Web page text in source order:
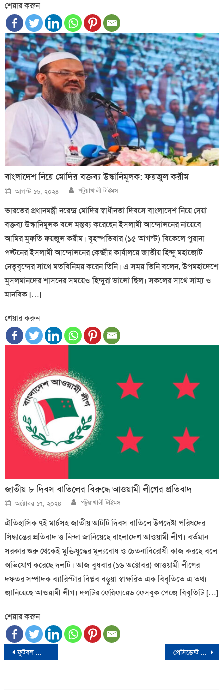
শেয়ার করুন
বাংলাদেশ নিয়ে মোদির বক্তব্য উস্কানিমূলক: ফয়জুল করীম
Posted
on
আগস্ট ১৬, ২০২৪ Author
পটুয়াখালী টাইমস
ভারতের প্রধানমন্ত্রী নরেন্দ্র মোদির স্বাধীনতা দিবসে বাংলাদেশ নিয়ে দেয়া
বক্তব্য উস্কানিমূলক বলে মন্তব্য করেছেন ইসলামী আন্দোলনের নায়েবে
আমির মুফতি ফয়জুল করীম। বৃহস্পতিবার (১৫ আগস্ট) বিকেলে পুরানা
পল্টনের ইসলামী আন্দোলনের কেন্দ্রীয় কার্যালয়ে জাতীয় হিন্দু মহাজোট
নেতৃবৃন্দের সাথে মতবিনিময় করেন তিনি। এ সময় তিনি বলেন, উপমহাদেশে
মুসলমানদের শাসনের সময়েও হিন্দুরা ভালো ছিল। সকলের সাথে সাম্য ও
মানবিক […]
শেয়ার করুন
জাতীয় ৮ দিবস বাতিলের বিরুদ্ধে আওয়ামী লীগের প্রতিবাদ
Posted
on
অক্টোবর ১৭, ২০২৪ Author
পটুয়াখালী টাইমস
ঐতিহাসিক ৭ই মার্চসহ জাতীয় আটটি দিবস বাতিলে উপদেষ্টা পরিষদের
সিদ্ধান্তের প্রতিবাদ ও নিন্দা জানিয়েছে বাংলাদেশ আওয়ামী লীগ। বর্তমান
সরকার শুরু থেকেই মুক্তিযুদ্ধের মূল্যবোধ ও চেতনাবিরোধী কাজ করছে বলে
অভিযোগ করেছে দলটি। আজ বুধবার (‌১৬ অক্টোবর) আওয়ামী লীগের
দফতর সম্পাদক ব্যারিস্টার বিপ্লব বড়ুয়া স্বাক্ষরিত এক বিবৃতিতে এ তথ্য
জানিয়েছে আওয়ামী লীগ। দলটির ফেরিফায়েড ফেসবুক পেজে বিবৃতিটি […]
শেয়ার করুন
Post ফুটবল কিংবদন্তি ম্যারাডোনার জার্সি নিলামে প্রেসিডেন্ট নির্বাচিত হলে যুক্তরাষ্ট্রকে ধ্বংস করবে কমলা-ট্রাম্প